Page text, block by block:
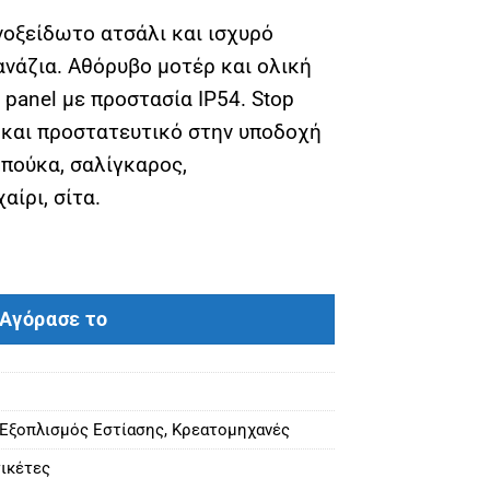
ατσάλι και ισχυρό
Αθόρυβο μοτέρ και ολική
με προστασία IP54. Stop
προστατευτικό στην υποδοχή
σαλίγκαρος,
σίτα.
ποσότητα
Αγόρασε το
Εστίασης, Κρεατομηχανές